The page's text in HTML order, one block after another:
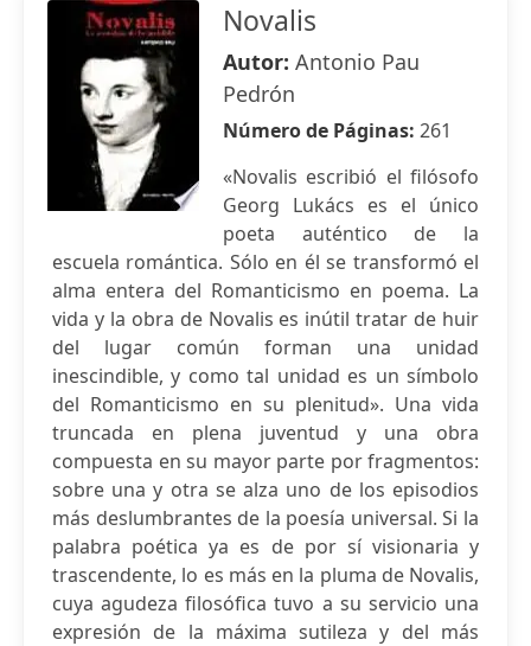
Novalis
Autor: Antonio Pau
Pedrón
Número de Páginas: 261
«Novalis escribió el filósofo
Georg Lukács es el único
poeta auténtico de la
escuela romántica. Sólo en él se transformó el
alma entera del Romanticismo en poema. La
vida y la obra de Novalis es inútil tratar de huir
del lugar común forman una unidad
inescindible, y como tal unidad es un símbolo
del Romanticismo en su plenitud». Una vida
truncada en plena juventud y una obra
compuesta en su mayor parte por fragmentos:
sobre una y otra se alza uno de los episodios
más deslumbrantes de la poesía universal. Si la
palabra poética ya es de por sí visionaria y
trascendente, lo es más en la pluma de Novalis,
cuya agudeza filosófica tuvo a su servicio una
expresión de la máxima sutileza y del más